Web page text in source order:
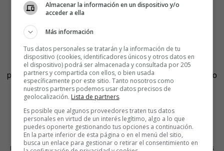
Para que se produzca un diálogo en igualdad de
condiciones debemos tener en cuenta que no podemos
controlar lo que el otro diga, pero eso no implica que
ataquemos o huyamos si no estamos de acuerdo o
interrumpamos sistemáticamente para anular a la otra
persona. Todas estas tácticas son faltas de respeto y, por lo
tanto, no crean un ambiente de seguridad donde fluya el
diálogo.
Para que se pueda tener una conversación es
imprescindible alinear objetivos y mantener un respeto
mutuo. Y ese es el gran problema al que nos enfrentamos
Almacenar la información en un dispositivo y/o
acceder a ella
Más información
Tus datos personales se tratarán y la información de tu
dispositivo (cookies, identificadores únicos y otros datos en
el dispositivo) podrá ser almacenada y consultada por 205
partners y compartida con ellos, o bien usada
específicamente por este sitio. Tanto nosotros como
nuestros partners podemos usar datos precisos de
geolocalización. Lista de partners.
Es posible que algunos proveedores traten tus datos
personales en virtud de un interés legítimo, algo a lo que
puedes oponerte gestionando tus opciones a continuación.
En la parte inferior de esta página o en el menú del sitio,
busca un enlace para gestionar o retirar el consentimiento en